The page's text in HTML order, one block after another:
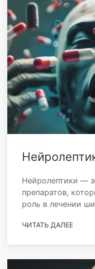
Нейролептики —
препаратов,
роль в лечении
ЧИТАТЬ ДАЛЕЕ